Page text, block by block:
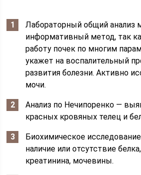
Лабораторный общий анализ
информативный метод, так
работу почек по многим
укажет на воспалительный
развития болезни. Активно
мочи.
Анализ по Нечипоренко —
красных кровяных телец и
Биохимическое
наличие или отсутствие
креатинина, мочевины.